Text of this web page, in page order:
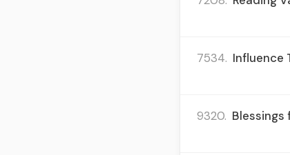
7534. Influence
9320. Blessings